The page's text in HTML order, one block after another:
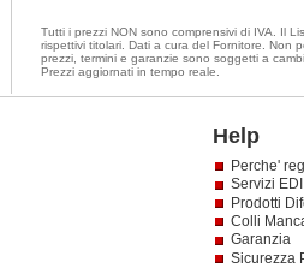
Tutti i prezzi NON sono comprensivi di IVA. Il
rispettivi titolari. Dati a cura del Fornitore. Non
prezzi, termini e garanzie sono soggetti a
Prezzi aggiornati in tempo reale.
Help
Perche'
Servizi
Prodotti
Colli
Garanzia
Sicurezza